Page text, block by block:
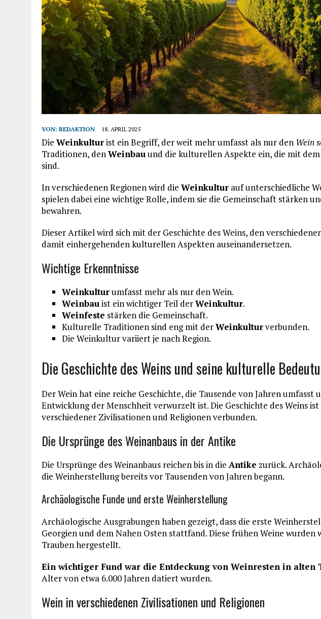
VON: REDAKTION 18. APRIL 2025
Die Weinkulturist ein Begriff, der weit mehr umfasst als nur den Wein
Traditionen, denWeinbauund die kulturellen Aspekte ein, die mit dem
sind.
In verschiedenen Regionen wird die Weinkultur auf unterschiedliche
spielen dabei eine wichtige Rolle, indem sie die Gemeinschaft stärken
bewahren.
Dieser Artikel wird sich mit der Geschichte des Weins, den
damit einhergehenden kulturellen Aspekten auseinandersetzen.
Wichtige Erkenntnisse
Weinkulturumfasst mehr als nur den Wein.
Weinbauist ein wichtiger Teil derWeinkultur.
Weinfeste stärken die Gemeinschaft.
Kulturelle Traditionen sind eng mit derWeinkulturverbunden.
Die Weinkultur variiert je nach Region.
Die Geschichte des Weins und seine kulturelle
Der Wein hat eine reiche Geschichte, die Tausende von Jahren
Entwicklung der Menschheit verwurzelt ist. Die Geschichte des Weins
verschiedener Zivilisationen und Religionen verbunden.
Die Ursprünge des Weinanbaus in der Antike
Die Ursprünge des Weinanbaus reichen bis in die Antike zurück.
die Weinherstellung bereits vor Tausenden von Jahren begann.
Archäologische Funde und erste Weinherstellung
Archäologische Ausgrabungen haben gezeigt, dass die erste
Georgien und dem Nahen Osten stattfand. Diese frühen Weine wurden
Trauben hergestellt.
Ein wichtiger Fund war die Entdeckung von Weinresten in alten
Alter von etwa 6.000 Jahren datiert wurden.
Wein in verschiedenen Zivilisationen und Religionen